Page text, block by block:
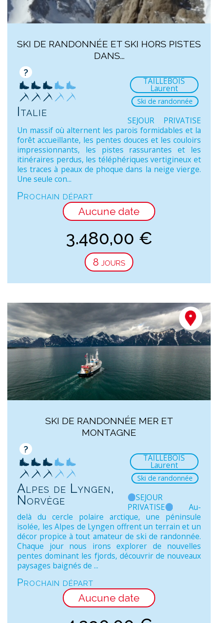
SKI DE RANDONNÉE ET SKI HORS PISTES
DANS...
?
Italie
TAILLEBOIS
Laurent
Ski de randonnée
SEJOUR PRIVATISE
Un massif où alternent les parois formidables et la
forêt accueillante, les pentes douces et les couloirs
impressionnants, les pistes rassurantes et les
itinéraires perdus, les téléphériques vertigineux et
les traces à peaux de phoque dans la neige vierge.
Une seule con...
Prochain départ
Aucune date
3.480,00 €
8 jours
SKI DE RANDONNÉE MER ET
MONTAGNE
?
Alpes de Lyngen,
Norvège
TAILLEBOIS
Laurent
Ski de randonnée
SEJOUR
PRIVATISE
Au-
delà du cercle polaire arctique, une péninsule
isolée, les Alpes de Lyngen offrent un terrain et un
décor propice à tout amateur de ski de randonnée.
Chaque jour nous irons explorer de nouvelles
pentes dominant les fjords, découvrir de nouveaux
paysages baignés de ...
Prochain départ
Aucune date